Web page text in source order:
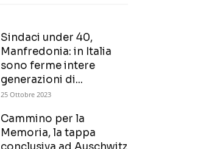
Sindaci under 40,
Manfredonia: in Italia
sono ferme intere
generazioni di...
25 Ottobre 2023
Cammino per la
Memoria, la tappa